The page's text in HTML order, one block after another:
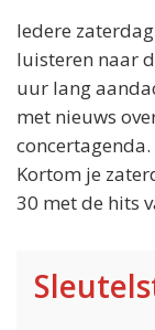
Iedere
luisteren naar
uur lang
met nieuws
Kortom je
30 met de hits